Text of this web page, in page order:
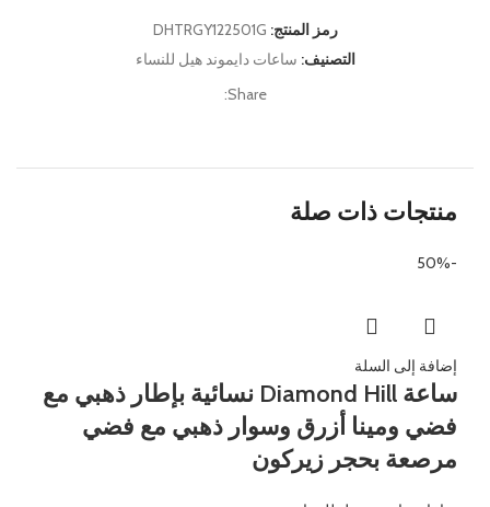
رمز المنتج: DHTRGY122501G
التصنيف: ساعات دايموند هيل للنساء
Share:
منتجات ذات صلة
-50%
إضافة إلى السلة
ساعة Diamond Hill نسائية بإطار ذهبي مع
فضي ومينا أزرق وسوار ذهبي مع فضي
مرصعة بحجر زيركون